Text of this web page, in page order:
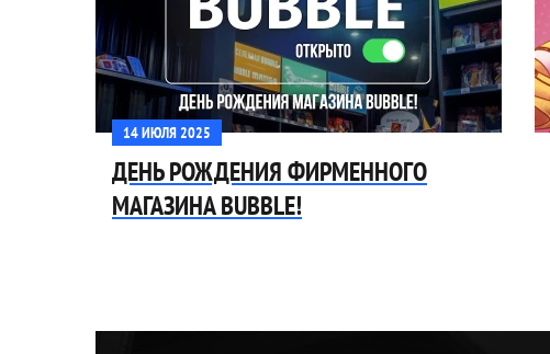
14 ИЮЛЯ 2025
ДЕНЬ РОЖДЕНИЯ ФИРМЕННОГО
МАГАЗИНА BUBBLE!